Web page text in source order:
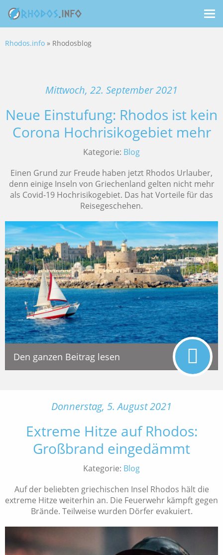
Rhodos.info » Rhodosblog
Mittwoch, 22. September 2021
Neue Einstufung: Rhodos ist kein
Corona Hochrisikogebiet mehr
Kategorie: Blog
Einen Grund zur Freude haben jetzt Rhodos Urlauber,
denn einige Inseln von Griechenland gelten nicht mehr
als Covid-19 Hochrisikogebiet. Das hat Vorteile für das
Reisegeschehen.
Den ganzen Beitrag lesen
Donnerstag, 5. August 2021
Extreme Hitze auf Rhodos:
Großbrand eingedämmt
Kategorie: Blog
Auf der beliebten griechischen Insel Rhodos hält die
extreme Hitze weiterhin an. Die Feuerwehr kämpft gegen
Brände. Teilweise wurden Dörfer evakuiert.